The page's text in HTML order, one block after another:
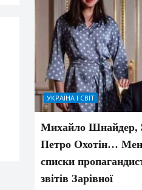
УКРАЇНА І СВІТ
Михайло Шнайдер,
Петро Охотін…
списки
звітів Зарівної